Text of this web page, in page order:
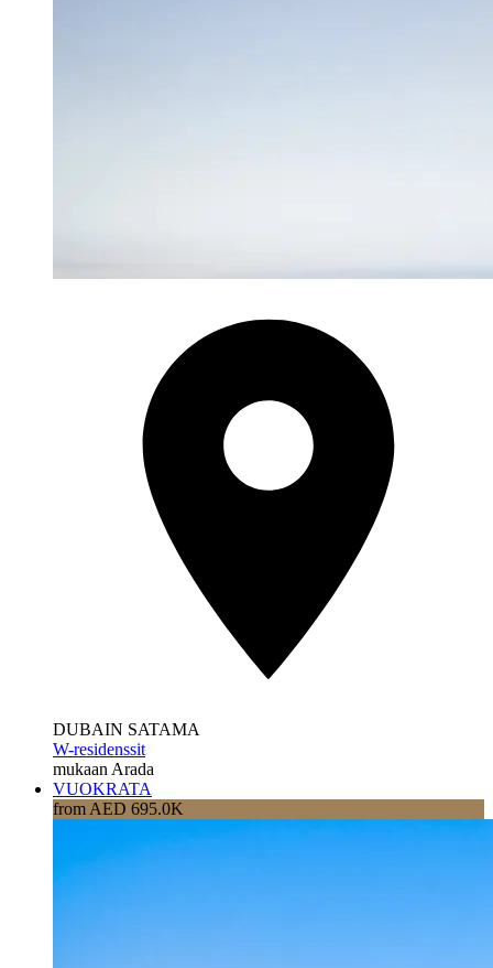
DUBAIN SATAMA
W-residenssit
mukaan Arada
VUOKRATA
from AED 695.0K